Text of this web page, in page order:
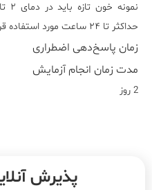
حداکثر تا ۲۴ ساعت مورد استفاده قرار گیرد.
زمان پاسخ‌دهی اضطراری
مدت زمان انجام آزمایش
2 روز
پذیرش